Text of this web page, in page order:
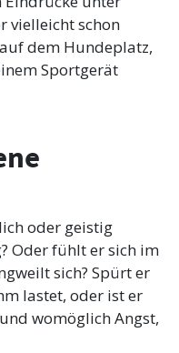
vielleicht schon
dem Hundeplatz,
Sportgerät
oder geistig
Oder fühlt er sich im
sich? Spürt er
lastet, oder ist er
womöglich Angst,